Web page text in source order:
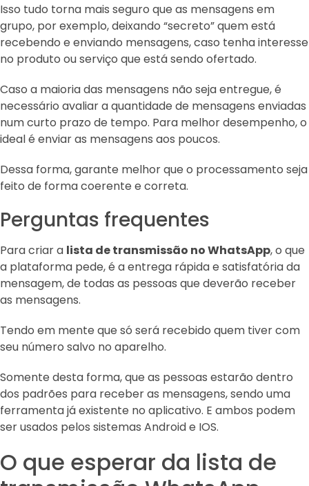
Isso tudo torna mais seguro que as mensagens em
grupo, por exemplo, deixando “secreto” quem está
recebendo e enviando mensagens, caso tenha interesse
no produto ou serviço que está sendo ofertado.
Caso a maioria das mensagens não seja entregue, é
necessário avaliar a quantidade de mensagens enviadas
num curto prazo de tempo. Para melhor desempenho, o
ideal é enviar as mensagens aos poucos.
Dessa forma, garante melhor que o processamento seja
feito de forma coerente e correta.
Perguntas frequentes
Para criar a lista de transmissão no WhatsApp, o que
a plataforma pede, é a entrega rápida e satisfatória da
mensagem, de todas as pessoas que deverão receber
as mensagens.
Tendo em mente que só será recebido quem tiver com
seu número salvo no aparelho.
Somente desta forma, que as pessoas estarão dentro
dos padrões para receber as mensagens, sendo uma
ferramenta já existente no aplicativo. E ambos podem
ser usados pelos sistemas Android e IOS.
O que esperar da lista de